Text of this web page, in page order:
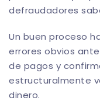
defraudadores
Un buen proceso
errores obvios
de pagos y
estructuralmente
dinero.